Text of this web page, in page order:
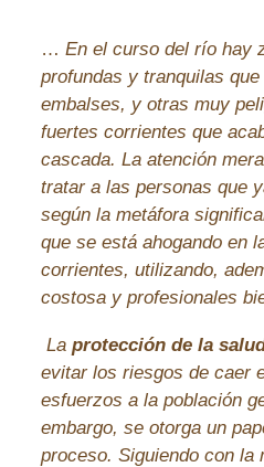
… En el curso del río hay
profundas y tranquilas
embalses, y otras muy
fuertes corrientes que
cascada. La atención
tratar a las personas que
según la metáfora
que se está ahogando en
corrientes, utilizando,
costosa y profesionales
La protección de la
evitar los riesgos de caer
esfuerzos a la población
embargo, se otorga un
proceso. Siguiendo con la